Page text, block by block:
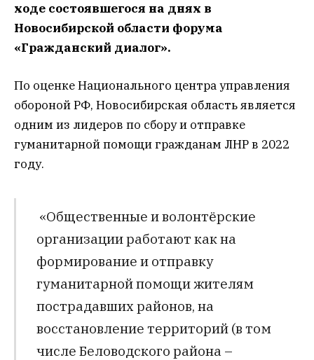
ходе состоявшегося на днях в
Новосибирской области форума
«Гражданский диалог».
По оценке Национального центра управления
обороной РФ, Новосибирская область является
одним из лидеров по сбору и отправке
гуманитарной помощи гражданам ЛНР в 2022
году.
«Общественные и волонтёрские
организации работают как на
формирование и отправку
гуманитарной помощи жителям
пострадавших районов, на
восстановление территорий (в том
числе Беловодского района –